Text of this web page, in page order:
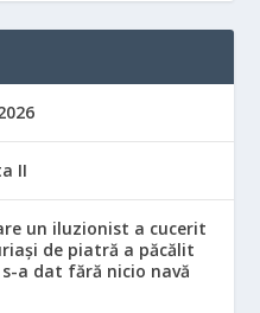
II
un iluzionist a cucerit
de piatră a păcălit
a dat fără nicio navă